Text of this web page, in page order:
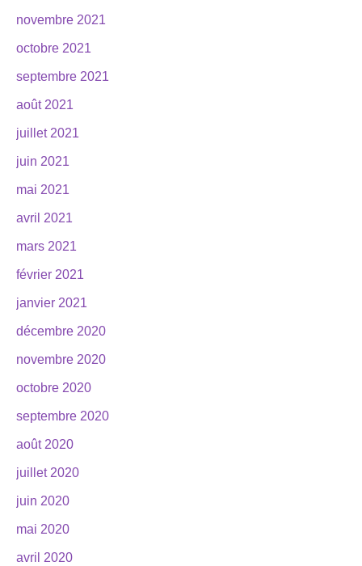
novembre 2021
octobre 2021
septembre 2021
août 2021
juillet 2021
juin 2021
mai 2021
avril 2021
mars 2021
février 2021
janvier 2021
décembre 2020
novembre 2020
octobre 2020
septembre 2020
août 2020
juillet 2020
juin 2020
mai 2020
avril 2020